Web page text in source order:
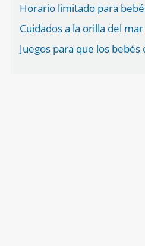
Horario limitado para
Cuidados a la orilla del
Juegos para que los